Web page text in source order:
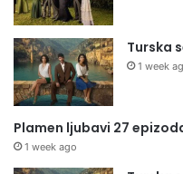
Turska
1 week
Plamen ljubavi 27
1 week ago